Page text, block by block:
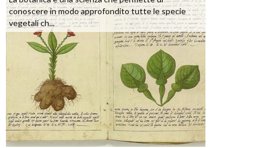
conoscere in modo approfondito tutte le specie
vegetali ch...